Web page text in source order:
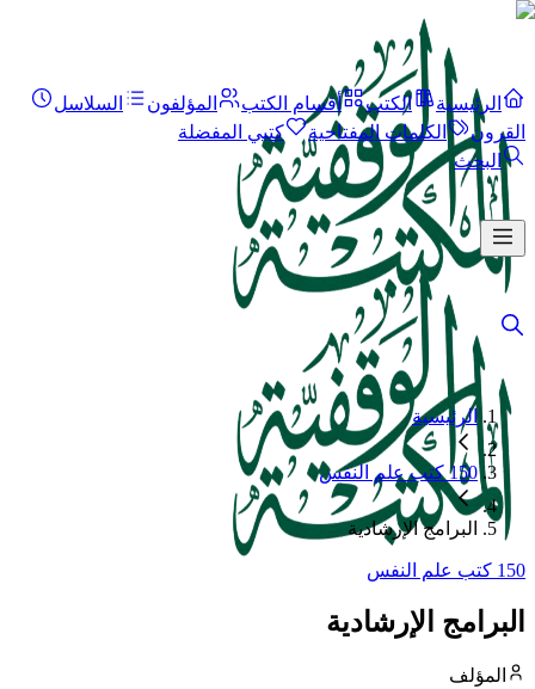
الرئيسية الكتب أقسام الكتب المؤلفون
السلاسل
القرون
الكلمات المفتاحية
كتبي المفضلة
البحث
الرئيسية
150 كتب علم النفس
البرامج الإرشادية
150 كتب علم النفس
البرامج الإرشادية
المؤلف